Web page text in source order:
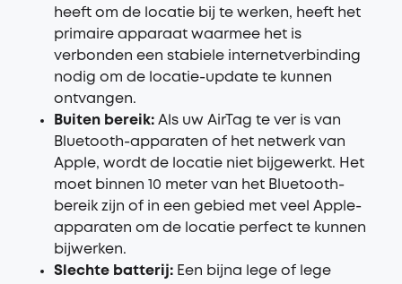
heeft om de locatie bij te werken, heeft het
primaire apparaat waarmee het is
verbonden een stabiele internetverbinding
nodig om de locatie-update te kunnen
ontvangen.
Buiten bereik: Als uw AirTag te ver is van
Bluetooth-apparaten of het netwerk van
Apple, wordt de locatie niet bijgewerkt. Het
moet binnen 10 meter van het Bluetooth-
bereik zijn of in een gebied met veel Apple-
apparaten om de locatie perfect te kunnen
bijwerken.
Slechte batterij: Een bijna lege of lege